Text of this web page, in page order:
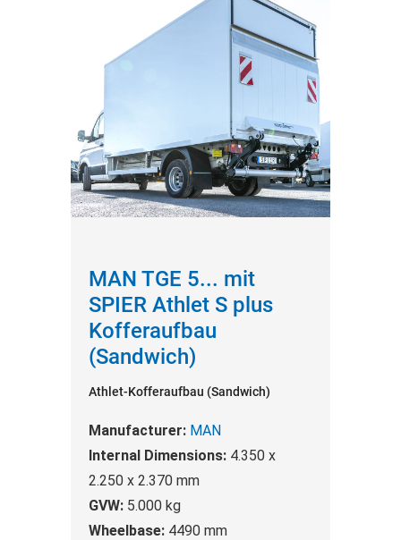
MAN TGE 5... mit
SPIER Athlet S plus
Kofferaufbau
(Sandwich)
Athlet-Kofferaufbau (Sandwich)
Manufacturer: MAN
Internal Dimensions: 4.350 x
2.250 x 2.370 mm
GVW: 5.000 kg
Wheelbase: 4490 mm